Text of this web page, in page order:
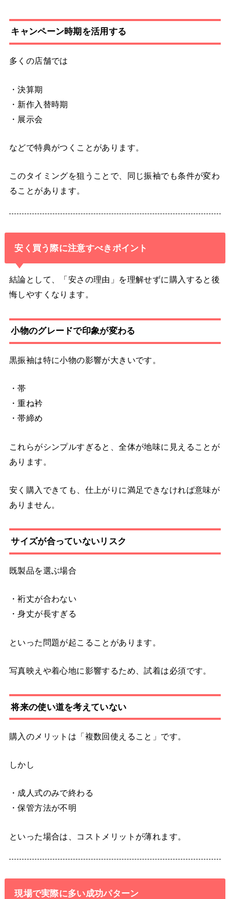
キャンペーン時期を活用する
多くの店舗では
・決算期
・新作入替時期
・展示会
などで特典がつくことがあります。
このタイミングを狙うことで、同じ振袖でも条件が変わ
ることがあります。
安く買う際に注意すべきポイント
結論として、「安さの理由」を理解せずに購入すると後
悔しやすくなります。
小物のグレードで印象が変わる
黒振袖は特に小物の影響が大きいです。
・帯
・重ね衿
・帯締め
これらがシンプルすぎると、全体が地味に見えることが
あります。
安く購入できても、仕上がりに満足できなければ意味が
ありません。
サイズが合っていないリスク
既製品を選ぶ場合
・裄丈が合わない
・身丈が長すぎる
といった問題が起こることがあります。
写真映えや着心地に影響するため、試着は必須です。
将来の使い道を考えていない
購入のメリットは「複数回使えること」です。
しかし
・成人式のみで終わる
・保管方法が不明
といった場合は、コストメリットが薄れます。
現場で実際に多い成功パターン